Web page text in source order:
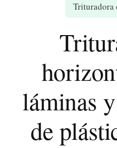
Trituradora
láminas
de